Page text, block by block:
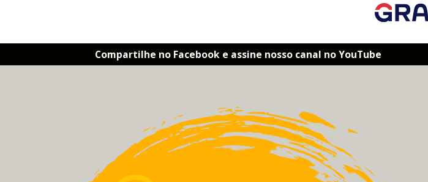
Compartilhe no Facebook e assine nosso canal no YouTube